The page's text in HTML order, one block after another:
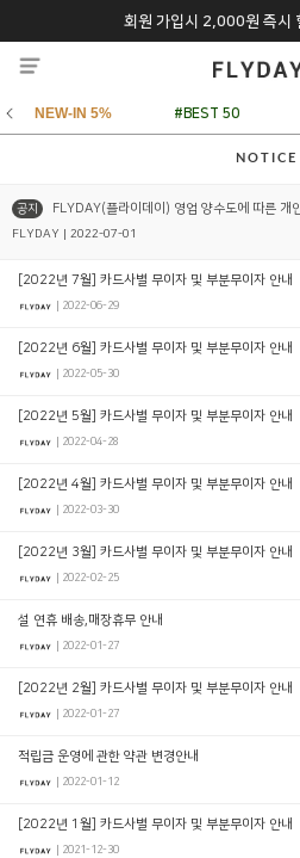
회원 가입시 2,000원 즉시
추석 특별 할인 10~20% 9/6 화
NEW-IN 5% #BEST 50
NOTICE
공지
FLYDAY(플라이데이) 영업 양수도에 따른 개
FLYDAY | 2022-07-01
[2022년 7월] 카드사별 무이자 및 부분무이자 안내
| 2022-06-29
[2022년 6월] 카드사별 무이자 및 부분무이자 안내
| 2022-05-30
[2022년 5월] 카드사별 무이자 및 부분무이자 안내
| 2022-04-28
[2022년 4월] 카드사별 무이자 및 부분무이자 안내
| 2022-03-30
[2022년 3월] 카드사별 무이자 및 부분무이자 안내
| 2022-02-25
설 연휴 배송,매장휴무 안내
| 2022-01-27
[2022년 2월] 카드사별 무이자 및 부분무이자 안내
| 2022-01-27
적립금 운영에 관한 약관 변경안내
| 2022-01-12
[2022년 1월] 카드사별 무이자 및 부분무이자 안내
| 2021-12-30